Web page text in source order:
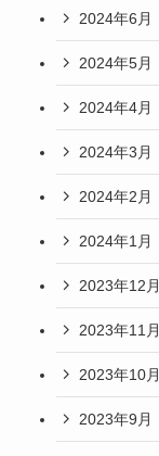
2024年6月
2024年5月
2024年4月
2024年3月
2024年2月
2024年1月
2023年12月
2023年11月
2023年10月
2023年9月